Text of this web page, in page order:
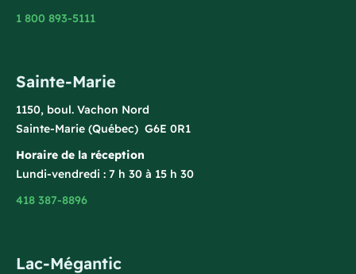
1 800 893-5111
Sainte-Marie
1150, boul. Vachon Nord
Sainte-Marie (Québec) G6E 0R1
Horaire de la réception
Lundi-vendredi : 7 h 30 à 15 h 30
418 387-8896
Lac-Mégantic